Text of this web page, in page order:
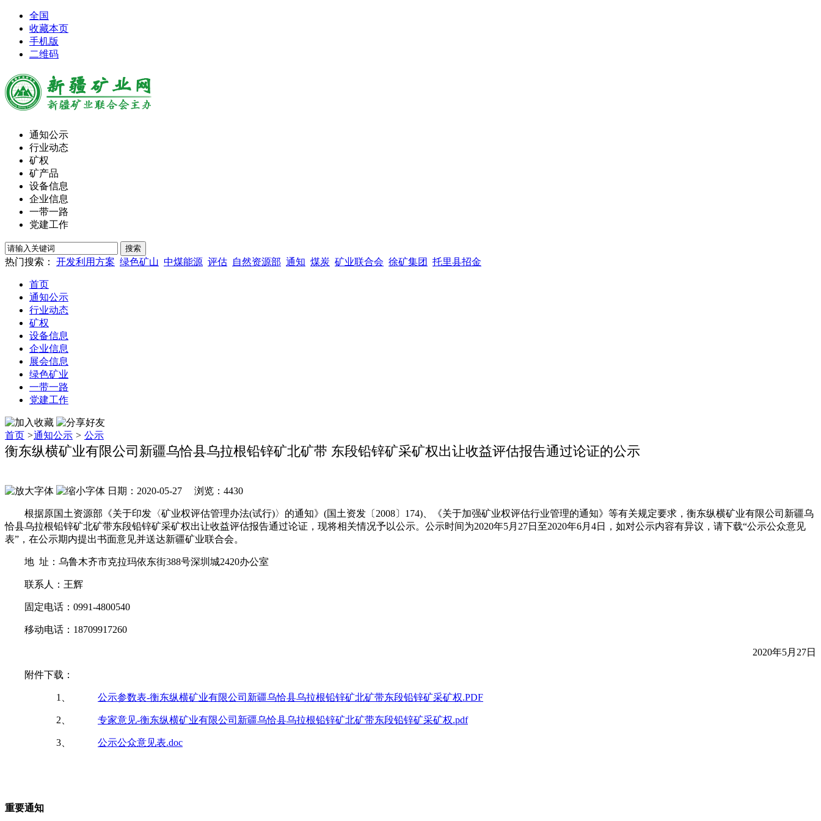
全国
收藏本页
手机版
二维码
通知公示
行业动态
矿权
矿产品
设备信息
企业信息
一带一路
党建工作
热门搜索： 开发利用方案 绿色矿山 中煤能源 评估 自然资源部 通知 煤炭 矿业联合会 徐矿集团 托里县招金
首页
通知公示
行业动态
矿权
设备信息
企业信息
展会信息
绿色矿业
一带一路
党建工作
首页 >通知公示 > 公示
衡东纵横矿业有限公司新疆乌恰县乌拉根铅锌矿北矿带 东段铅锌矿采矿权出让收益评估报告通过论证的公示
日期：2020-05-27 浏览： 4430
根据原国土资源部《关于印发〈矿业权评估管理办法(试行)〉的通知》(国土资发〔2008〕174)、《关于加强矿业权评估行业管理的通知》等有关规定要求，衡东纵横矿业有限公司新疆乌
恰县乌拉根铅锌矿北矿带东段铅锌矿采矿权出让收益评估报告通过论证，现将相关情况予以公示。公示时间为2020年5月27日至2020年6月4日，如对公示内容有异议，请下载“公示公众意见
表”，在公示期内提出书面意见并送达新疆矿业联合会。
地 址：乌鲁木齐市克拉玛依东街388号深圳城2420办公室
联系人：王辉
固定电话：0991-4800540
移动电话：18709917260
2020年5月27日
附件下载：
1、 公示参数表-衡东纵横矿业有限公司新疆乌恰县乌拉根铅锌矿北矿带东段铅锌矿采矿权.PDF
2、 专家意见-衡东纵横矿业有限公司新疆乌恰县乌拉根铅锌矿北矿带东段铅锌矿采矿权.pdf
3、 公示公众意见表.doc
重要通知